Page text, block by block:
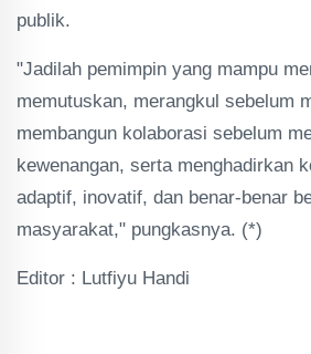
publik.
"Jadilah pemimpin yang mampu
memutuskan, merangkul sebelum
membangun kolaborasi sebelum
kewenangan, serta menghadirkan
adaptif, inovatif, dan benar-benar
masyarakat," pungkasnya. (*)
Editor : Lutfiyu Handi